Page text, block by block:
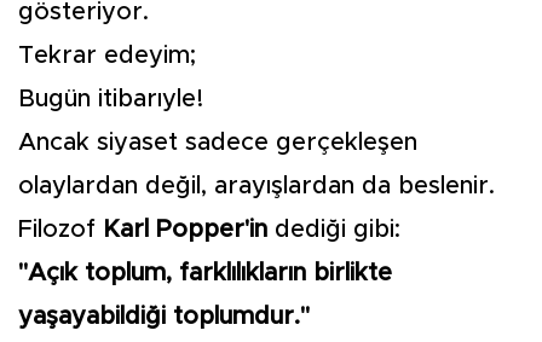
gösteriyor.
Tekrar edeyim;
Bugün itibarıyle!
Ancak siyaset sadece gerçekleşen
olaylardan değil, arayışlardan da beslenir.
Filozof Karl Popper'in dediği gibi:
"Açık toplum, farklılıkların birlikte
yaşayabildiği toplumdur."